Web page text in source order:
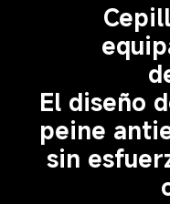
El diseño
peine
sin